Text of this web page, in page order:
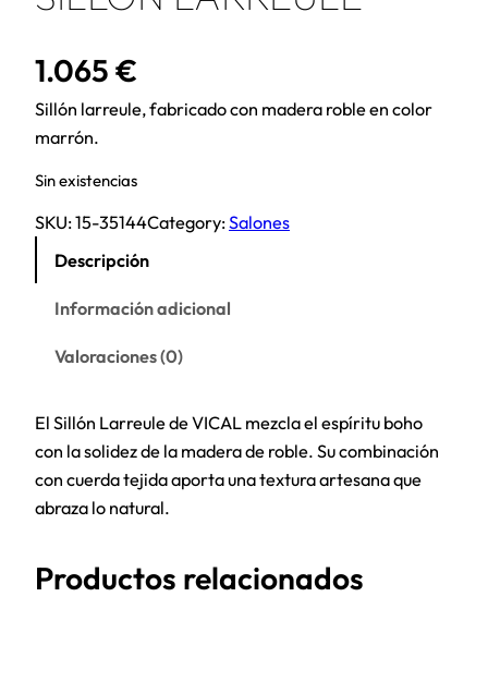
1.065 €
Sillón larreule, fabricado con madera roble en color
marrón.
Sin existencias
SKU:15-35144Category:Salones
Descripción
Información adicional
Valoraciones (0)
El Sillón Larreule de VICAL mezcla el espíritu boho
con la solidez de la madera de roble. Su combinación
con cuerda tejida aporta una textura artesana que
abraza lo natural.
Productos relacionados